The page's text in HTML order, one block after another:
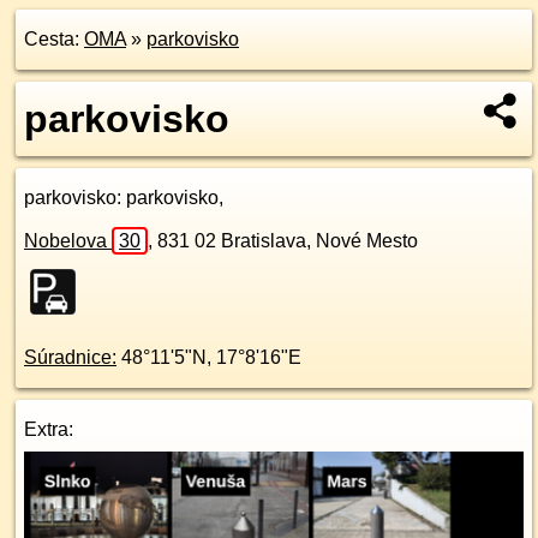
Cesta: OMA» parkovisko
parkovisko
parkovisko: parkovisko,
Nobelova 30 , 831 02 Bratislava, Nové Mesto
Súradnice: 48°11'5"N , 17°8'16"E
Extra: